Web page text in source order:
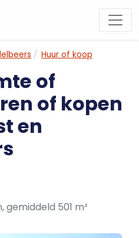
Huur of koop
of
of kopen
en
501 m²